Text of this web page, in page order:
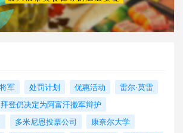
军 处罚计划 优惠活动
雷尔·莫雷
登仍决定为阿富汗撤军辩护
多米尼恩投票公司
康奈尔大学